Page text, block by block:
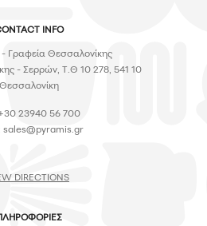
INFO
Γραφεία Θεσσαλονίκης
- Σερρών, Τ.Θ 10 278, 541 10
Θεσσαλονίκη
23940 56 700
sales@pyramis.gr
DIRECTIONS